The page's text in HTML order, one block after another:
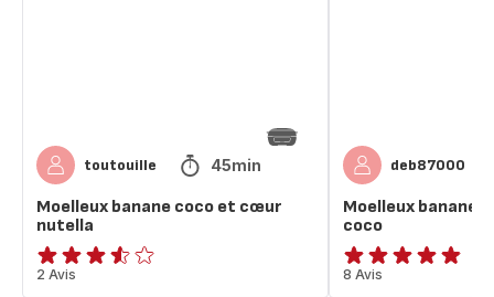
toutouille 45min
Moelleux banane coco et cœur
nutella
ratings.3.5
2 Avis
deb87000
Moelleux banane
coco
ratings.4.8
8 Avis